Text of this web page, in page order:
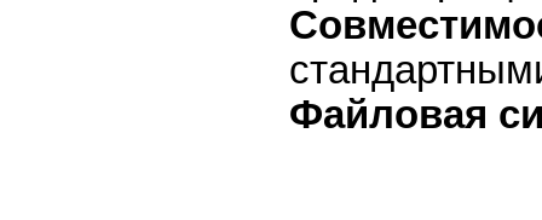
Файловая